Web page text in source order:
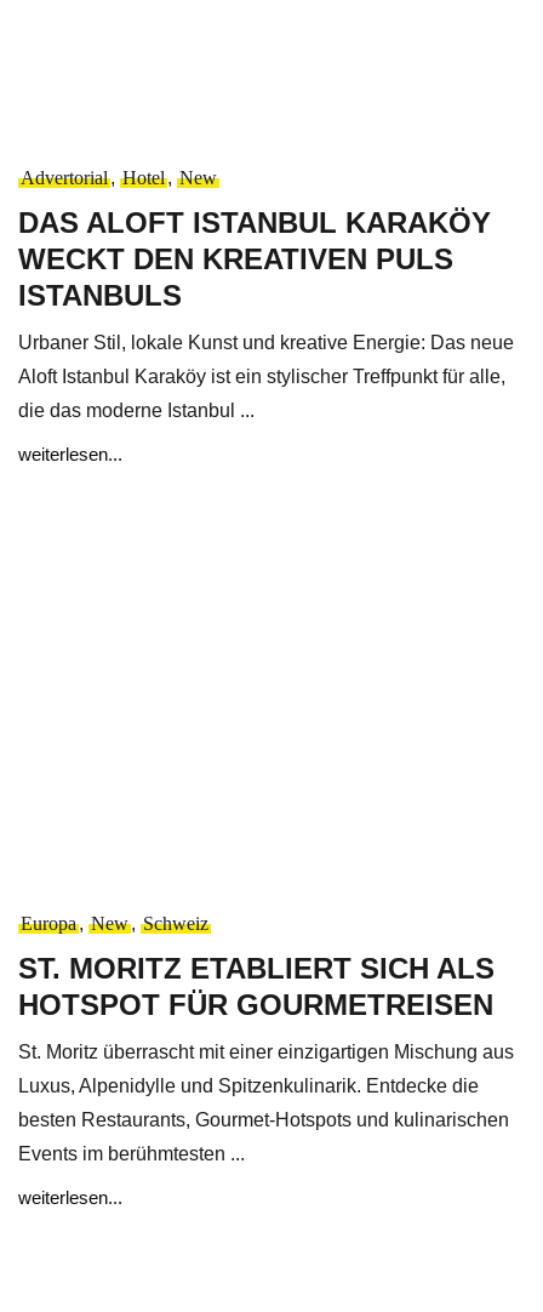
Advertorial, Hotel, New
DAS ALOFT ISTANBUL KARAKÖY
WECKT DEN KREATIVEN PULS
ISTANBULS
Urbaner Stil, lokale Kunst und kreative Energie: Das neue
Aloft Istanbul Karaköy ist ein stylischer Treffpunkt für alle,
die das moderne Istanbul ...
weiterlesen...
Europa, New, Schweiz
ST. MORITZ ETABLIERT SICH ALS
HOTSPOT FÜR GOURMETREISEN
St. Moritz überrascht mit einer einzigartigen Mischung aus
Luxus, Alpenidylle und Spitzenkulinarik. Entdecke die
besten Restaurants, Gourmet-Hotspots und kulinarischen
Events im berühmtesten ...
weiterlesen...